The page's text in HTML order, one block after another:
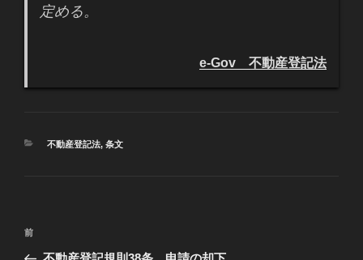
定める。
e-Gov 不動産登記法
カ
不動産登記法, 条文
投
過
去
前